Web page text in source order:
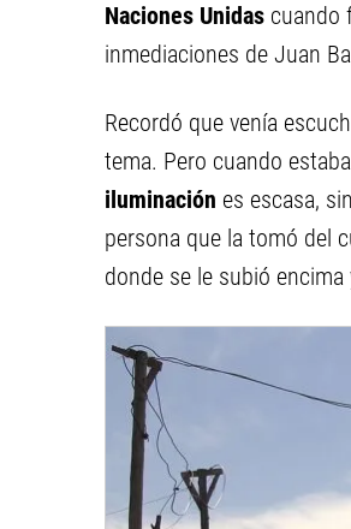
Naciones Unidas cuando
inmediaciones de Juan
Recordó que venía
tema. Pero cuando
iluminación es escasa,
persona que la tomó del
donde se le subió encima